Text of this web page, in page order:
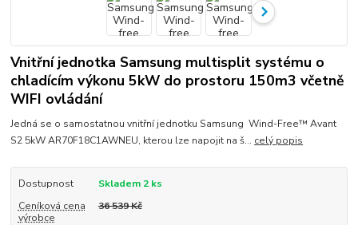
Vnitřní jednotka Samsung multisplit systému o
chladícím výkonu 5kW do prostoru 150m3 včetně
WIFI ovládání
Jedná se o samostatnou vnitřní jednotku Samsung Wind-Free™ Avant
S2 5kW AR70F18C1AWNEU, kterou lze napojit na š... celý popis
Dostupnost
Skladem 2 ks
Ceníková cena
výrobce
36 539 Kč